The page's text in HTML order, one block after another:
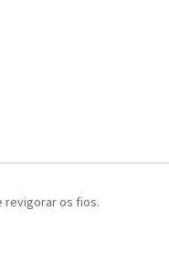
revigorar os fios.